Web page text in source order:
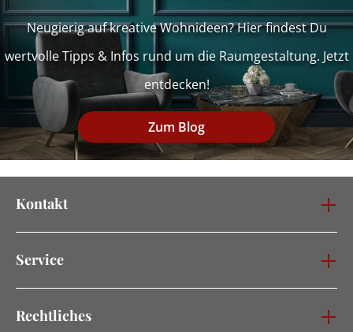
Neugierig auf kreative Wohnideen? Hier findest Du
wertvolle Tipps & Infos rund um die Raumgestaltung. Jetzt
entdecken!
Zum Blog
Kontakt
Service
Rechtliches